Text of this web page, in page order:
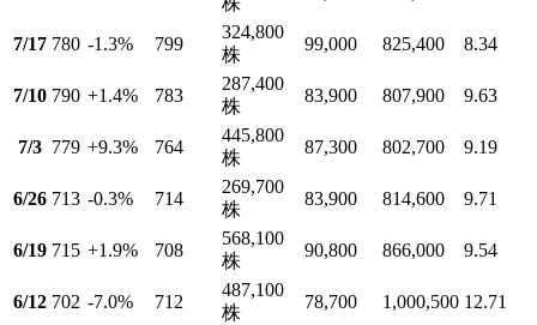
7/17 780 -1.3% 799
324,800
株
99,000 825,400 8.34
7/10 790 +1.4% 783
287,400
株
83,900 807,900 9.63
7/3 779 +9.3% 764
445,800
株
87,300 802,700 9.19
6/26 713 -0.3% 714
269,700
株
83,900 814,600 9.71
6/19 715 +1.9% 708
568,100
株
90,800 866,000 9.54
6/12 702 -7.0% 712
487,100
株
78,700 1,000,500 12.71